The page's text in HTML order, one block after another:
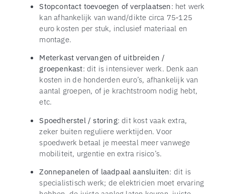
TOP
Stopcontact toevoegen of verplaatsen: het werk
kan afhankelijk van wand/dikte circa 75‑125
euro kosten per stuk, inclusief materiaal en
montage.
Meterkast vervangen of uitbreiden /
groepenkast: dit is intensiever werk. Denk aan
kosten in de honderden euro’s, afhankelijk van
aantal groepen, of je krachtstroom nodig hebt,
etc.
Spoedherstel / storing: dit kost vaak extra,
zeker buiten reguliere werktijden. Voor
spoedwerk betaal je meestal meer vanwege
mobiliteit, urgentie en extra risico’s.
Zonnepanelen of laadpaal aansluiten: dit is
specialistisch werk; de elektricien moet ervaring